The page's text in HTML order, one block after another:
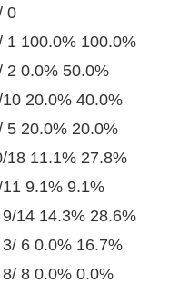
0
1 100.0% 100.0%
2 0.0% 50.0%
20.0% 40.0%
5 20.0% 20.0%
18 11.1% 27.8%
9.1% 9.1%
14 14.3% 28.6%
6 0.0% 16.7%
8 0.0% 0.0%